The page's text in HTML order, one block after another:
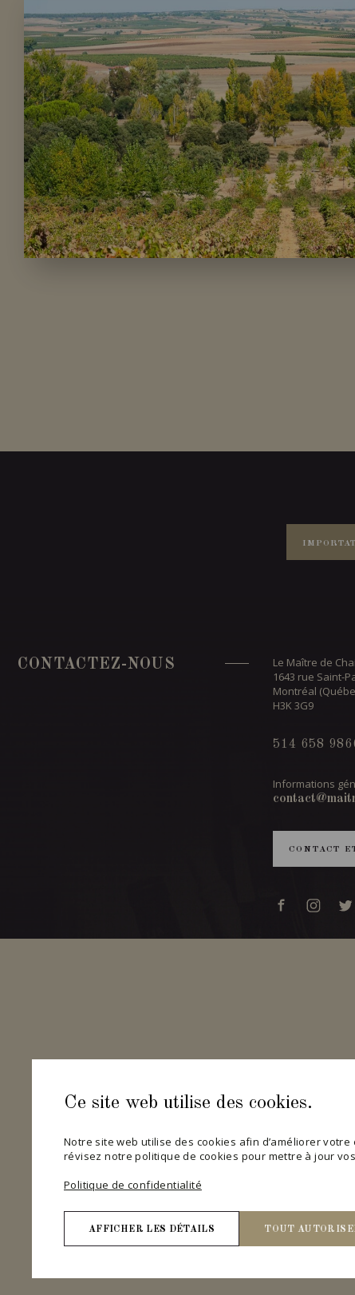
Ce site web utilise des cookies.
Notre site web utilise des cookies afin d’améliorer
révisez notre politique de cookies pour mettre à jour
Politique de confidentialité
AFFICHER LES DÉTAILS TOUT
Nécessaires
CONTACTEZ-NOUS
Le Maître de Chai
1643 rue Saint-
Montréal
H3K 3G9
514 658
Informations
CONTACT